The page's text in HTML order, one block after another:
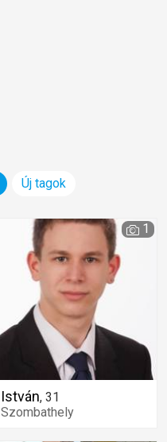
Új tagok
István, 31
Szombathely
1